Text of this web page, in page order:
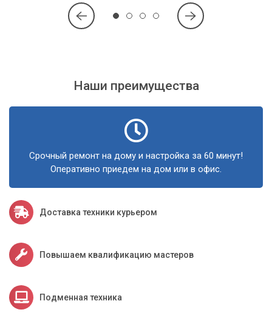
Установка и настройка программного обеспечения;
Ремонт и замена материнских плат, видеокарт,
Наши преимущества
Срочный ремонт на дому и настройка за 60 минут!
Оперативно приедем на дом или в офис.
Доставка техники курьером
Повышаем квалификацию мастеров
Подменная техника